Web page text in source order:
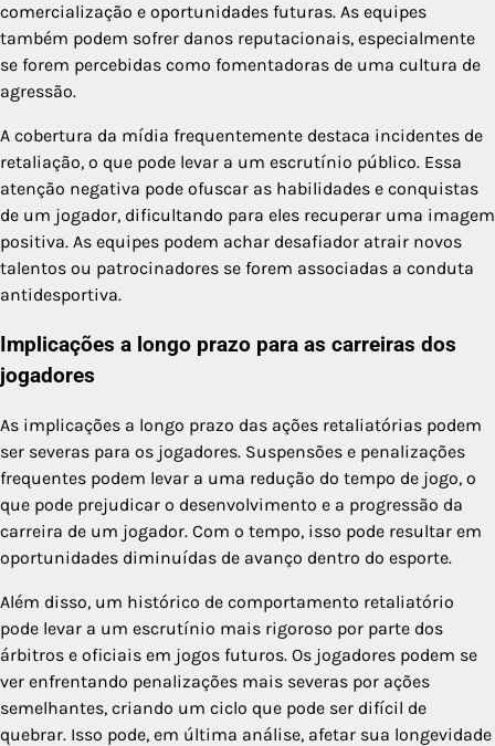
comercialização e oportunidades futuras. As equipes
também podem sofrer danos reputacionais, especialmente
se forem percebidas como fomentadoras de uma cultura de
agressão.
A cobertura da mídia frequentemente destaca incidentes de
retaliação, o que pode levar a um escrutínio público. Essa
atenção negativa pode ofuscar as habilidades e conquistas
de um jogador, dificultando para eles recuperar uma imagem
positiva. As equipes podem achar desafiador atrair novos
talentos ou patrocinadores se forem associadas a conduta
antidesportiva.
Implicações a longo prazo para as carreiras dos
jogadores
As implicações a longo prazo das ações retaliatórias podem
ser severas para os jogadores. Suspensões e penalizações
frequentes podem levar a uma redução do tempo de jogo, o
que pode prejudicar o desenvolvimento e a progressão da
carreira de um jogador. Com o tempo, isso pode resultar em
oportunidades diminuídas de avanço dentro do esporte.
Além disso, um histórico de comportamento retaliatório
pode levar a um escrutínio mais rigoroso por parte dos
árbitros e oficiais em jogos futuros. Os jogadores podem se
ver enfrentando penalizações mais severas por ações
semelhantes, criando um ciclo que pode ser difícil de
quebrar. Isso pode, em última análise, afetar sua longevidade